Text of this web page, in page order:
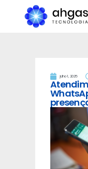
julho 1, 2025